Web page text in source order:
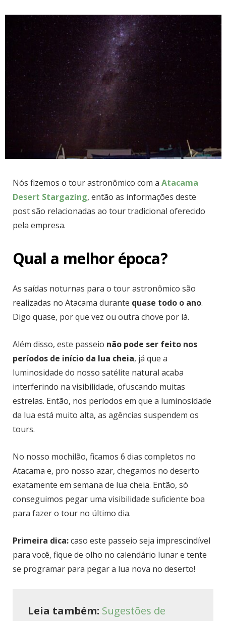
Nós fizemos o tour astronômico com a Atacama
Desert Stargazing, então as informações deste
post são relacionadas ao tour tradicional oferecido
pela empresa.
Qual a melhor época?
As saídas noturnas para o tour astronômico são
realizadas no Atacama durante quase todo o ano.
Digo quase, por que vez ou outra chove por lá.
Além disso, este passeio não pode ser feito nos
períodos de início da lua cheia, já que a
luminosidade do nosso satélite natural acaba
interferindo na visibilidade, ofuscando muitas
estrelas. Então, nos períodos em que a luminosidade
da lua está muito alta, as agências suspendem os
tours.
No nosso mochilão, ficamos 6 dias completos no
Atacama e, pro nosso azar, chegamos no deserto
exatamente em semana de lua cheia. Então, só
conseguimos pegar uma visibilidade suficiente boa
para fazer o tour no último dia.
Primeira dica:caso este passeio seja imprescindível
para você, fique de olho no calendário lunar e tente
se programar para pegar a lua nova no deserto!
Leia também: Sugestões de